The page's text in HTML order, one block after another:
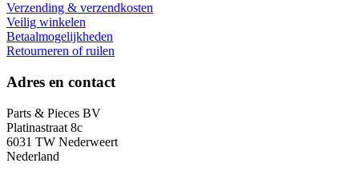
Verzending & verzendkosten
Veilig winkelen
Betaalmogelijkheden
Retourneren of ruilen
Adres en contact
Parts & Pieces BV
Platinastraat 8c
6031 TW Nederweert
Nederland